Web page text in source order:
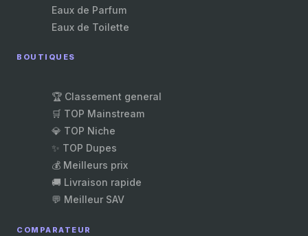
Eaux de Parfum
Eaux de Toilette
BOUTIQUES
🏆 Classement general
🛒 TOP Mainstream
💎 TOP Niche
✨ TOP Dupes
💰 Meilleurs prix
🚚 Livraison rapide
💬 Meilleur SAV
COMPARATEUR